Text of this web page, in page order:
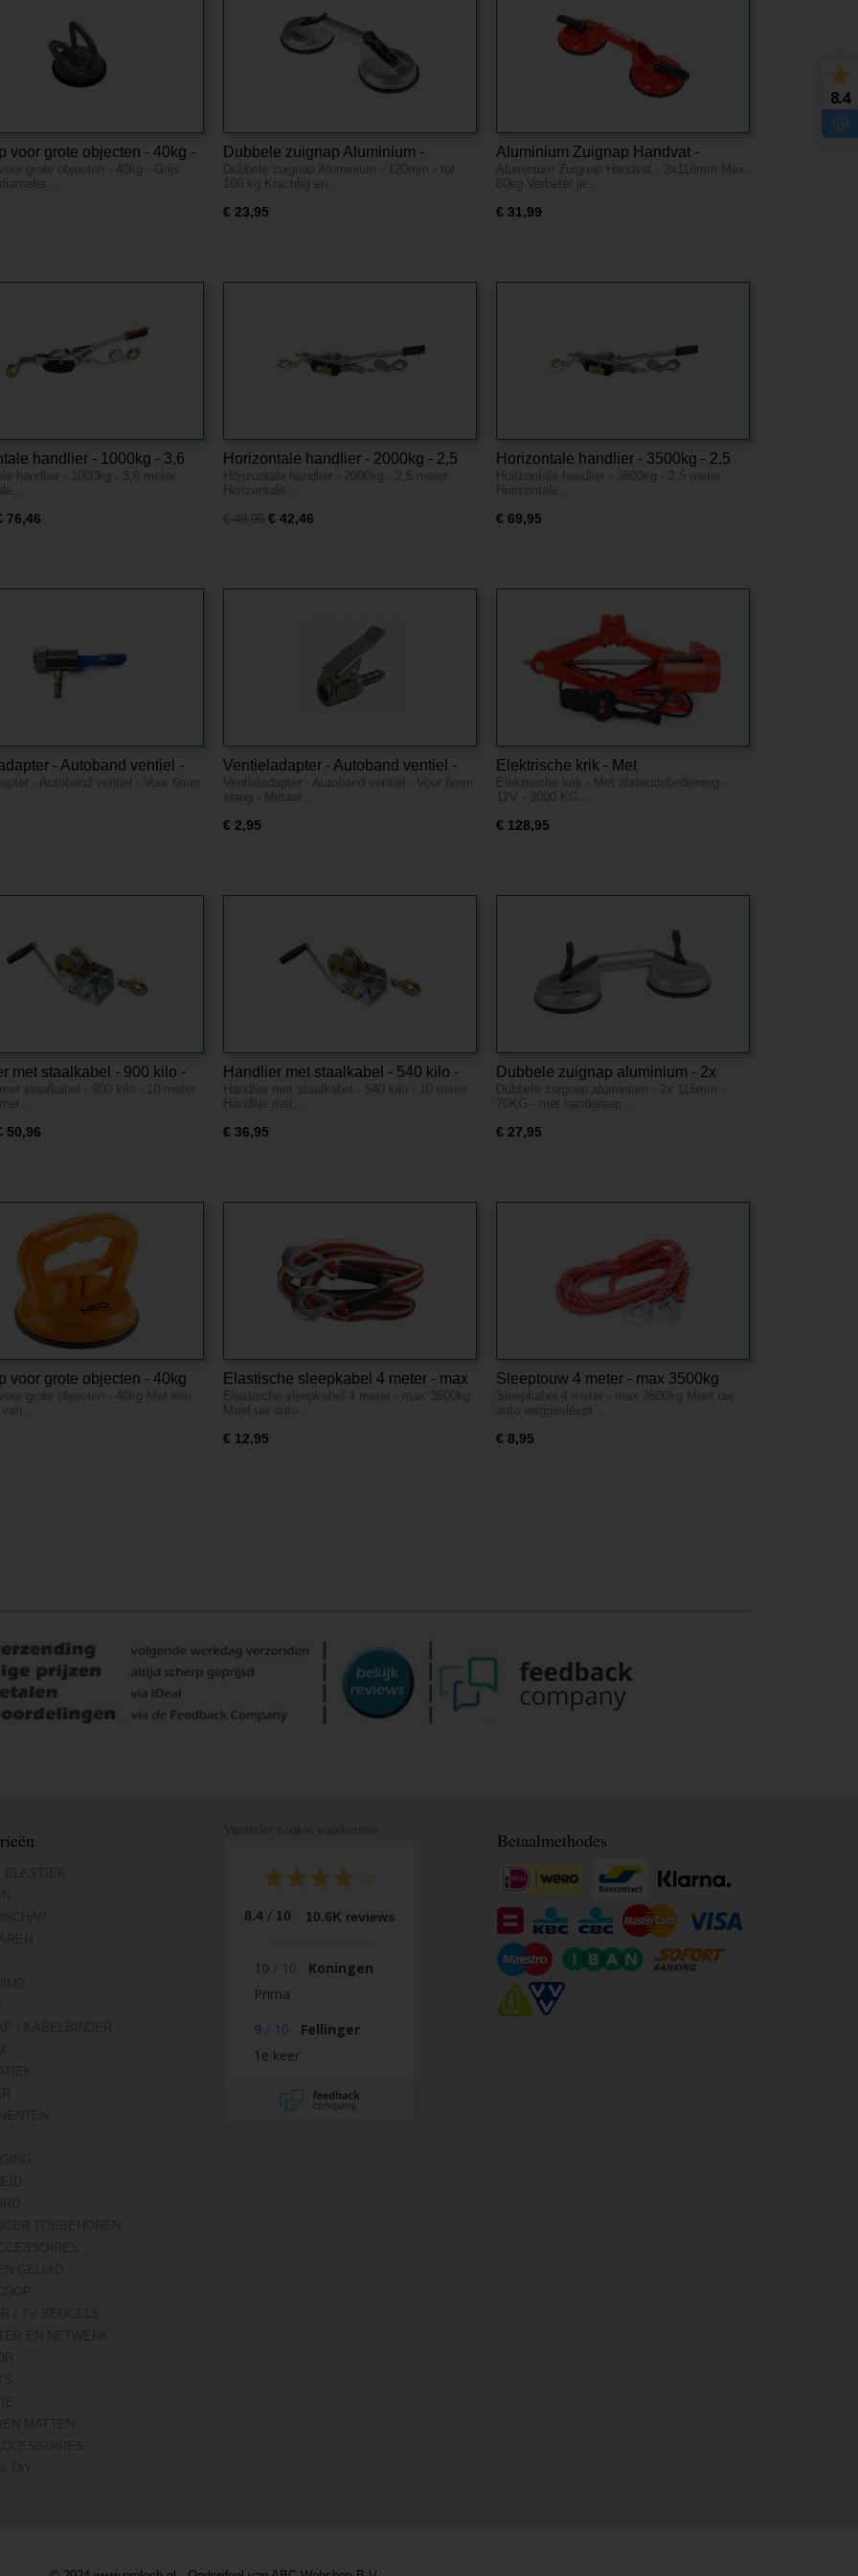
voor grote objecten - 40kg -
grote objecten - 40kg - Grijs
Dubbele zuignap Aluminium -
120mm - tot 100 kg
Dubbele zuignap Aluminium - 120mm - tot
100 kg Krachtig en…
€ 23,95
Aluminium Zuignap Handvat -
2x118mm Max. 80kg
Aluminium Zuignap Handvat - 2x118mm Max.
80kg Verbeter je…
€ 31,99
handlier - 1000kg - 3,6
handlier - 1000kg - 3,6 meter
76,46
Horizontale handlier - 2000kg - 2,5
meter
Horizontale handlier - 2000kg - 2,5 meter
Horizontale…
€ 49,95 € 42,46
Horizontale handlier - 3500kg - 2,5
meter
Horizontale handlier - 3500kg - 2,5 meter
Horizontale…
€ 69,95
- Autoband ventiel -
slang - Kunststof
- Autoband ventiel - Voor 6mm
Ventieladapter - Autoband ventiel -
Voor 6mm slang - Metaal
Ventieladapter - Autoband ventiel - Voor 6mm
slang - Metaal…
€ 2,95
Elektrische krik - Met
afstandsbediening - 12V - 3000 KG
Elektrische krik - Met afstandsbediening -
12V - 3000 KG…
€ 128,95
met staalkabel - 900 kilo -
staalkabel - 900 kilo - 10 meter
met…
50,96
Handlier met staalkabel - 540 kilo -
10 meter
Handlier met staalkabel - 540 kilo - 10 meter
Handlier met…
€ 36,95
Dubbele zuignap aluminium - 2x
115mm - 70KG - met handgreep
Dubbele zuignap aluminium - 2x 115mm -
70KG - met handgreep…
€ 27,95
voor grote objecten - 40kg
grote objecten - 40kg Met een
van…
Elastische sleepkabel 4 meter - max
3500kg
Elastische sleepkabel 4 meter - max 3500kg
Moet uw auto…
€ 12,95
Sleeptouw 4 meter - max 3500kg
Sleepkabel 4 meter - max 3500kg Moet uw
auto weggesleept…
€ 8,95
8.4
8.4 / 10 10.6K reviews
10 / 10
Koningen
Prima
9 / 10
Fellinger
1e keer
Betaalmethodes